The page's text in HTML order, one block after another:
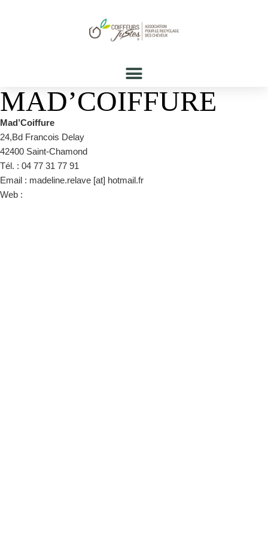
MAD’COIFFURE
Mad’Coiffure
24,Bd Francois Delay
42400 Saint-Chamond
Tél. : 04 77 31 77 91
Email : madeline.relave [at] hotmail.fr
Web :